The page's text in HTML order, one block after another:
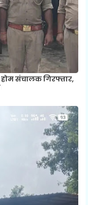
संचालक गिरफ्तार,